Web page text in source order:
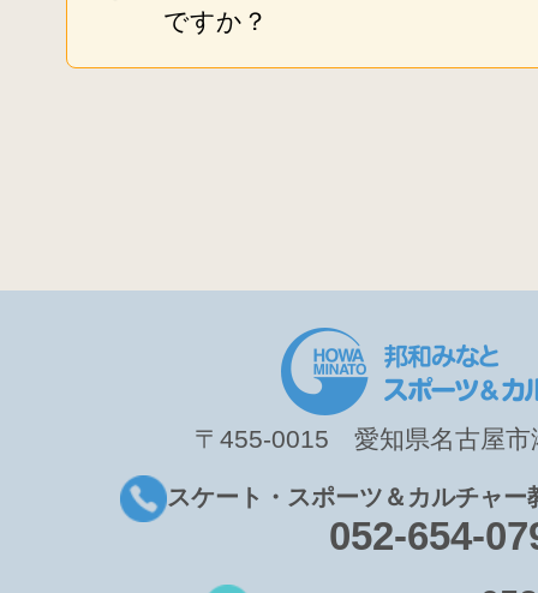
ですか？
〒455-0015 愛知県名古屋市
スケート・スポーツ＆カルチャ
052-654-